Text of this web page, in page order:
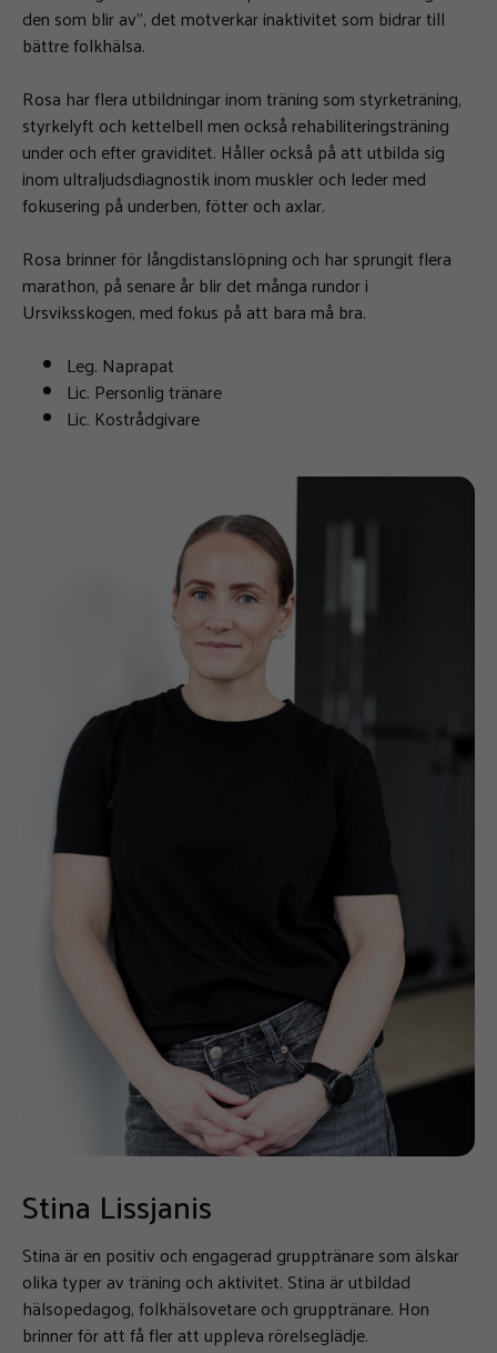
den som blir av”, det motverkar inaktivitet som bidrar till
bättre folkhälsa.
Rosa har flera utbildningar inom träning som styrketräning,
styrkelyft och kettelbell men också rehabiliteringsträning
under och efter graviditet. Håller också på att utbilda sig
inom ultraljudsdiagnostik inom muskler och leder med
fokusering på underben, fötter och axlar.
Rosa brinner för långdistanslöpning och har sprungit flera
marathon, på senare år blir det många rundor i
Ursviksskogen, med fokus på att bara må bra.
Leg. Naprapat
Lic. Personlig tränare
Lic. Kostrådgivare
Stina Lissjanis
Stina är en positiv och engagerad grupptränare som älskar
olika typer av träning och aktivitet. Stina är utbildad
hälsopedagog, folkhälsovetare och grupptränare. Hon
brinner för att få fler att uppleva rörelseglädje.